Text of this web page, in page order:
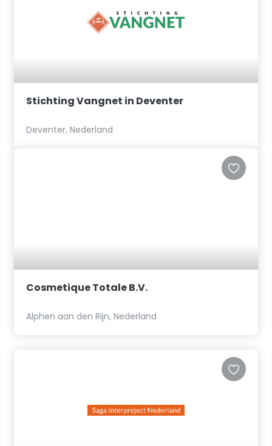
Stichting Vangnet in Deventer
Deventer, Nederland
Cosmetique Totale B.V.
Alphen aan den Rijn, Nederland